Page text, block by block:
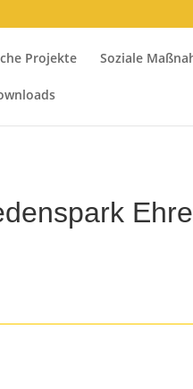
Projekte Soziale